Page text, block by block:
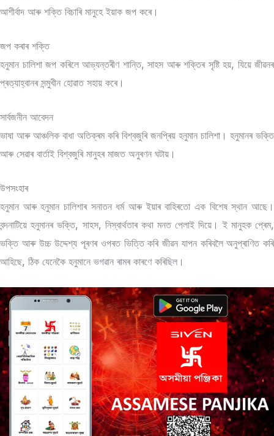
আশীৰ্বাদ আৰু শক্তি বিচাৰি মানুহে ইয়াক জপ কৰে।
জপ কৰাৰ শক্তি
হনুমান চালিশা জপ কৰিলে আভ্যন্তৰীণ শান্তি, সাহস আৰু শক্তিৰ সৃষ্টি হয়, যিয়ে জীৱনৰ
প্ৰত্যাহ্বানৰ সন্মুখীন হোৱাত সহায় কৰে।
সাৰ্বজনীন আবেদন
ভাষা আৰু আঞ্চলিক বাধা অতিক্ৰম কৰি বিশ্বজুৰি জনপ্ৰিয় হনুমান চালিশা। হনুমানৰ ভক্তি
আৰু সেৱাৰ বাৰ্তাই বিশ্বজুৰি মানুহৰ মাজত অনুৰণন ঘটায়।
উপসংহাৰ
হনুমান আৰু হনুমান চালিশাৰ সনাতন ধৰ্ম আৰু ইয়াৰ বাহিৰতো এক বিশেষ স্থান আছে।
বন্দনাটিয়ে হনুমানৰ ভক্তি, সাহস, নিস্বাৰ্থতাৰ কথা মনত পেলাই দিয়ে। ই মানুহক প্ৰেম,
ভক্তি আৰু উচ্চ উদ্দেশ্য পূৰণৰ ওপৰত ভিত্তি কৰি জীৱন যাপন কৰিবলৈ অনুপ্ৰাণিত কৰি
আহিছে, ঠিক যেনেকৈ হনুমানে ভগৱান ৰামৰ কাৰণে কৰিছিল।